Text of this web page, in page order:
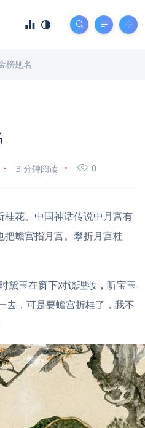
榜题名
3 分钟阅读 0
桂花。中国神话传说中月宫有
蟾宫指月宫。攀折月宫桂
黛玉在窗下对镜理妆，听宝玉
去，可是要蟾宫折桂了，我不